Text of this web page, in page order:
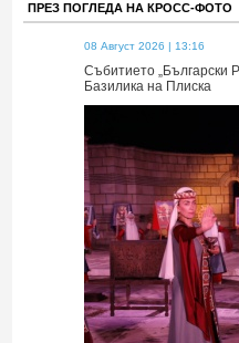
ПРЕЗ ПОГЛЕДА НА КРОСС-ФОТО
08 Август 2026 | 13:16
Събитието „Български
Базилика на Плиска